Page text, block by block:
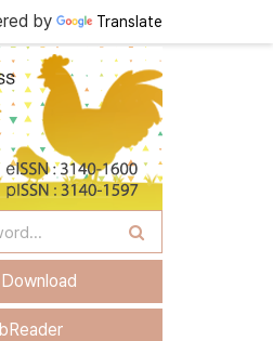
by Translate